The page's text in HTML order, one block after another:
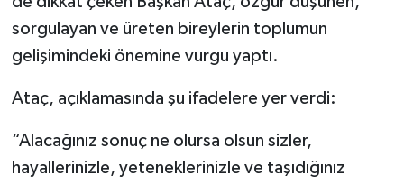
sorgulayan ve üreten bireylerin toplumun
gelişimindeki önemine vurgu yaptı.
Ataç, açıklamasında şu ifadelere yer verdi:
“Alacağınız sonuç ne olursa olsun sizler,
hayallerinizle, yeteneklerinizle ve taşıdığınız